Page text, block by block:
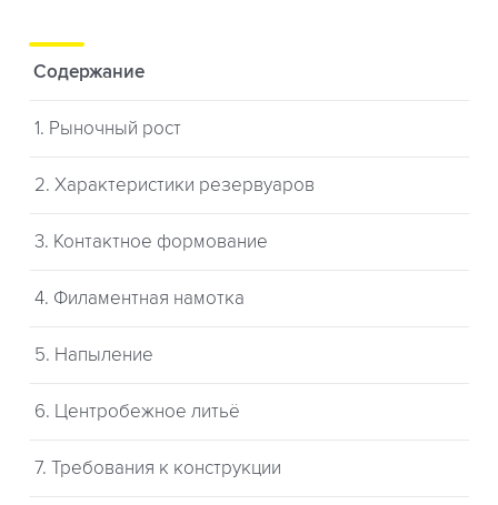
Содержание
1. Рыночный рост
2. Характеристики резервуаров
3. Контактное формование
4. Филаментная намотка
5. Напыление
6. Центробежное литьё
7. Требования к конструкции